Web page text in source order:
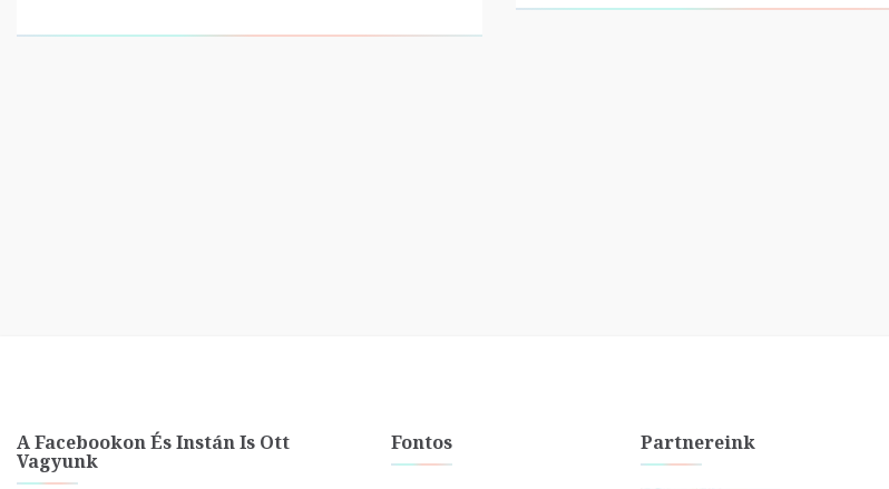
A Facebookon És Instán Is Ott
Vagyunk
Fontos Partnereink